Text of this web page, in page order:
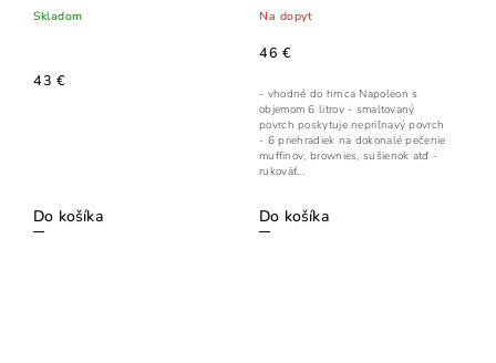
Skladom
43 €
Do košíka
Na dopyt
46 €
Do košíka
- vhodné do hrnca Napoleon s
objemom 6 litrov - smaltovaný
povrch poskytuje nepriľnavý povrch
- 6 priehradiek na dokonalé pečenie
muffinov, brownies, sušienok atď -
rukoväť...